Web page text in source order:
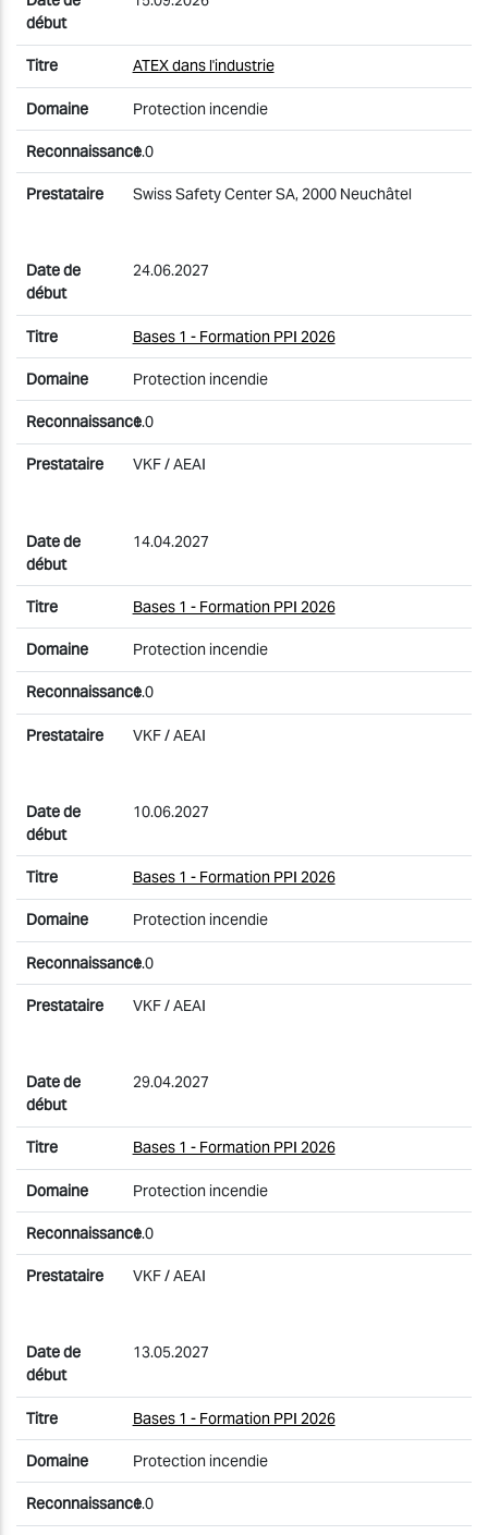
ATEX dans l'industrie
Protection incendie
1.0
Swiss Safety Center SA, 2000 Neuchâtel
24.06.2027
Bases 1 - Formation PPI 2026
Protection incendie
1.0
VKF / AEAI
14.04.2027
Bases 1 - Formation PPI 2026
Protection incendie
1.0
VKF / AEAI
10.06.2027
Bases 1 - Formation PPI 2026
Protection incendie
1.0
VKF / AEAI
29.04.2027
Bases 1 - Formation PPI 2026
Protection incendie
1.0
VKF / AEAI
13.05.2027
Bases 1 - Formation PPI 2026
Protection incendie
1.0